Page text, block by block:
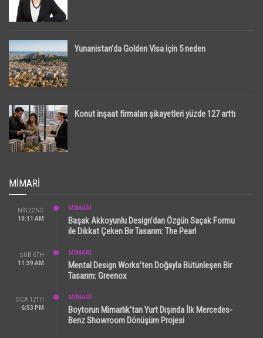
Yunanistan’da Golden Visa için 5 neden
Konut inşaat firmaları şikayetleri yüzde 127 arttı
MIMARI
NIS 22ND
10:11 AM
MİMARİ
Başak Akkoyunlu Design’dan Özgün Saçak Formu
ile Dikkat Çeken Bir Tasarım: The Pearl
ŞUB 6TH
11:39 AM
MİMARİ
Mental Design Works’ten Doğayla Bütünleşen Bir
Tasarım: Greenox
OCA 12TH
6:53 PM
MİMARİ
Boytorun Mimarlık’tan Yurt Dışında İlk Mercedes-
Benz Showroom Dönüşüm Projesi